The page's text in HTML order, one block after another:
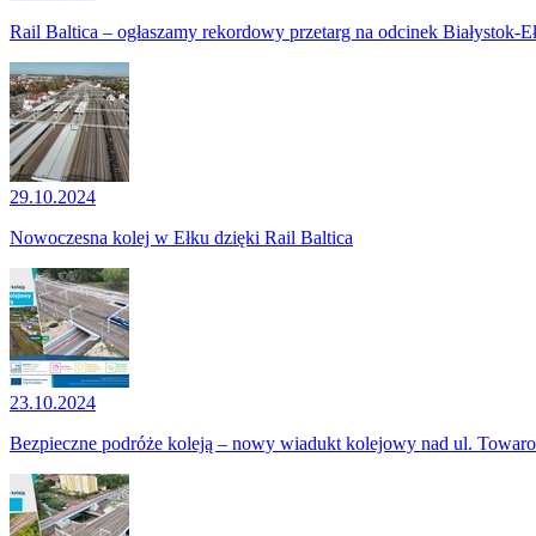
Rail Baltica – ogłaszamy rekordowy przetarg na odcinek Białystok-
29.10.2024
Nowoczesna kolej w Ełku dzięki Rail Baltica
23.10.2024
Bezpieczne podróże koleją – nowy wiadukt kolejowy nad ul.